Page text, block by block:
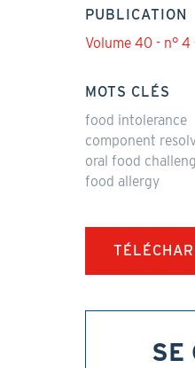
PUBLICATION
Volume 40 - n° 4
MOTS CLÉS
food intolerance
component
oral food
food allergy
SE